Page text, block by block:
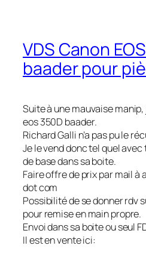
VDS Canon
baader pour
Suite à une mauvaise
eos 350D baader.
Richard Galli n’a pas pu le
Je le vend donc tel quel
de base dans sa boite.
Faire offre de prix par mail
dot com
Possibilité de se donner rdv
pour remise en main propre.
Envoi dans sa boite ou seul
Il est en vente ici: